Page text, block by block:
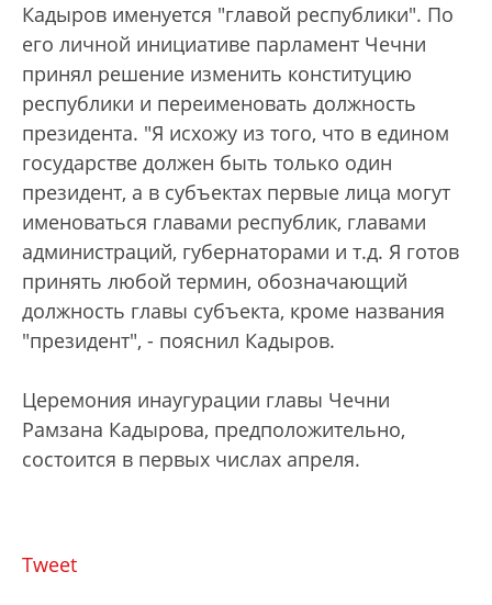
Кадыров именуется "главой республики". По
его личной инициативе парламент Чечни
принял решение изменить конституцию
республики и переименовать должность
президента. "Я исхожу из того, что в едином
государстве должен быть только один
президент, а в субъектах первые лица могут
именоваться главами республик, главами
администраций, губернаторами и т.д. Я готов
принять любой термин, обозначающий
должность главы субъекта, кроме названия
"президент", - пояснил Кадыров.
Церемония инаугурации главы Чечни
Рамзана Кадырова, предположительно,
состоится в первых числах апреля.
Tweet